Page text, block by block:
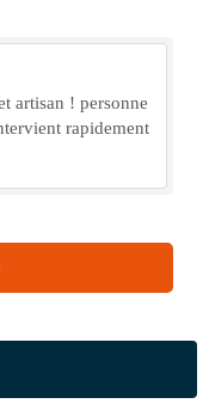
artisan ! personne
rapidement